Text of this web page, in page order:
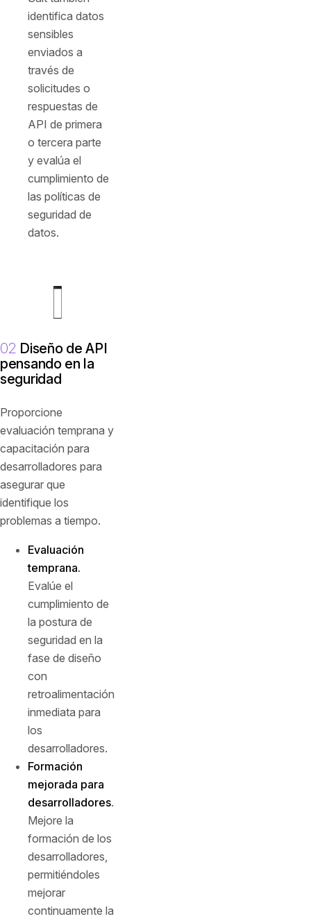
identifica datos
sensibles
enviados a
través de
solicitudes o
respuestas de
API de primera
o tercera parte
y evalúa el
cumplimiento de
las políticas de
seguridad de
datos.
02 Diseño de API
pensando en la
seguridad
Proporcione
evaluación temprana y
capacitación para
desarrolladores para
asegurar que
identifique los
problemas a tiempo.
Evaluación
temprana.
Evalúe el
cumplimiento de
la postura de
seguridad en la
fase de diseño
con
retroalimentación
inmediata para
los
desarrolladores.
Formación
mejorada para
desarrolladores.
Mejore la
formación de los
desarrolladores,
permitiéndoles
mejorar
continuamente la